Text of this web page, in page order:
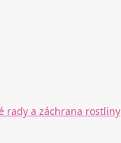
rady a záchrana rostliny